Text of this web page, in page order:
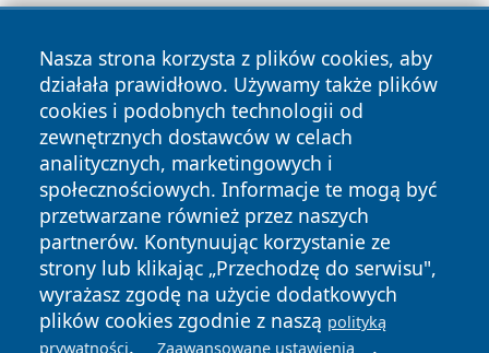
Nasza strona korzysta z plików cookies, aby
działała prawidłowo. Używamy także plików
cookies i podobnych technologii od
zewnętrznych dostawców w celach
analitycznych, marketingowych i
społecznościowych. Informacje te mogą być
przetwarzane również przez naszych
partnerów. Kontynuując korzystanie ze
strony lub klikając „Przechodzę do serwisu",
wyrażasz zgodę na użycie dodatkowych
plików cookies zgodnie z naszą polityką
prywatności. Zaawansowane ustawienia .
Copyright © 2026 czestochowanews.pl Wszystkie prawa
zastrzeżone.
News Autorzy
Polityka
Prywatności
Polityka
Cookies
cześć